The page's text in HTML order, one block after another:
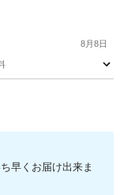
8月8日
早くお届け出来ま